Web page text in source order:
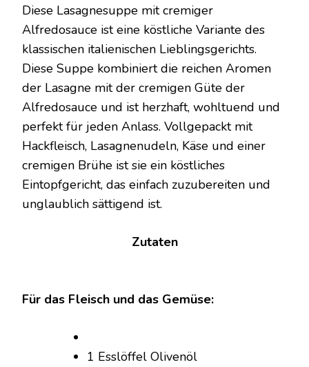
LASAGNESUPPE
MIT
CREMIGER
ALFREDOSAUCE
Diese Lasagnesuppe mit cremiger
Alfredosauce ist eine köstliche Variante des
klassischen italienischen Lieblingsgerichts.
Diese Suppe kombiniert die reichen Aromen
der Lasagne mit der cremigen Güte der
Alfredosauce und ist herzhaft, wohltuend und
perfekt für jeden Anlass. Vollgepackt mit
Hackfleisch, Lasagnenudeln, Käse und einer
cremigen Brühe ist sie ein köstliches
Eintopfgericht, das einfach zuzubereiten und
unglaublich sättigend ist.
Zutaten
Für das Fleisch und das Gemüse:
1 Esslöffel Olivenöl